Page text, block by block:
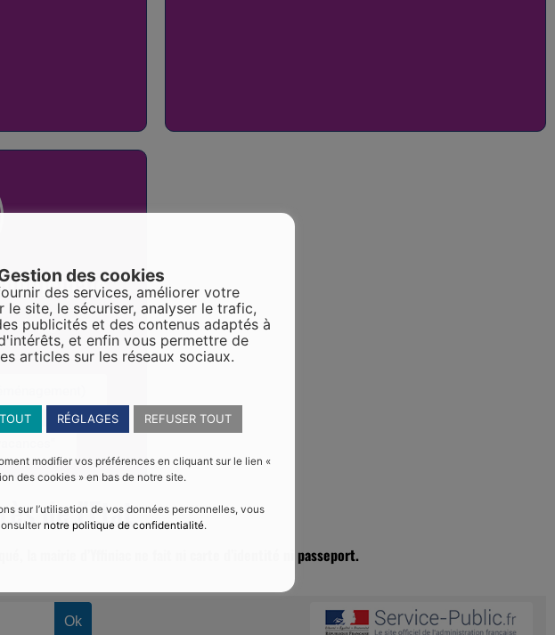
la page "Police
de l'Etat
la mairie d’Yffiniac ne fait ni carte d’identité ni passeport.
des cookies
des services, améliorer votre
le site, le sécuriser, analyser le trafic,
publicités et des contenus adaptés à
et enfin vous permettre de
articles sur les réseaux sociaux.
RÉGLAGES REFUSER TOUT
modifier vos préférences en cliquant sur le lien «
des cookies » en bas de notre site.
sur l’utilisation de vos données personnelles, vous
notre politique de confidentialité.